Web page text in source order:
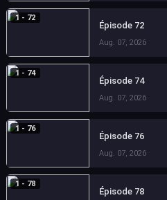
1 - 72
Épisode 72
Aug. 07, 2026
1 - 74
Épisode 74
Aug. 07, 2026
1 - 76
Épisode 76
Aug. 07, 2026
1 - 78
Épisode 78